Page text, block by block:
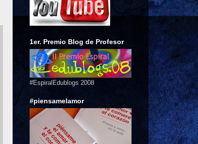
1er. Premio Blog de Profesor
#EspiralEdublogs 2008
#piensamelamor